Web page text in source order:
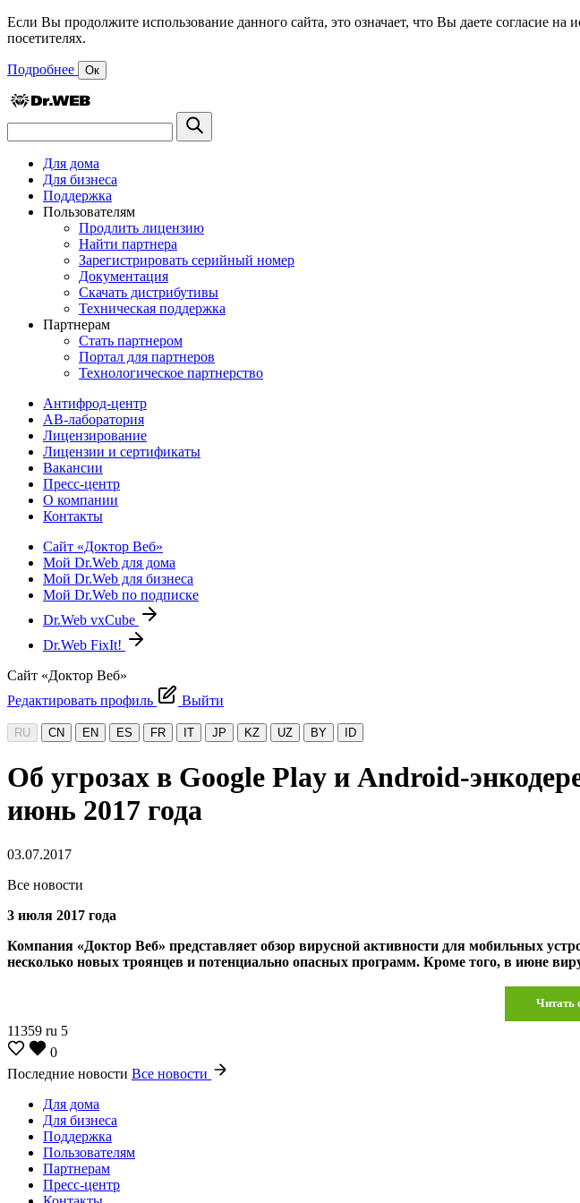
Если Вы продолжите использование данного сайта, это означает, что Вы даете согласие
посетителях.
Подробнее Ок
Для дома
Для бизнеса
Поддержка
Пользователям
Продлить лицензию
Найти партнера
Зарегистрировать серийный номер
Документация
Скачать дистрибутивы
Техническая поддержка
Партнерам
Стать партнером
Портал для партнеров
Технологическое партнерство
Антифрод-центр
АВ-лаборатория
Лицензирование
Лицензии и сертификаты
Вакансии
Пресс-центр
О компании
Контакты
Сайт «Доктор Веб»
Мой Dr.Web для дома
Мой Dr.Web для бизнеса
Мой Dr.Web по подписке
Dr.Web vxCube
Dr.Web FixIt!
Сайт «Доктор Веб»
Редактировать профиль
Выйти
RU CN EN ES FR IT JP KZ UZ BY ID
Об угрозах в Google Play и Android-
июнь 2017 года
03.07.2017
Все новости
3 июля 2017 года
Компания «Доктор Веб» представляет обзор вирусной активности для мобильных
несколько новых троянцев и потенциально опасных программ. Кроме того, в июне
Читать
11359 ru 5
0
Последние новости Все новости
Для дома
Для бизнеса
Поддержка
Пользователям
Партнерам
Пресс-центр